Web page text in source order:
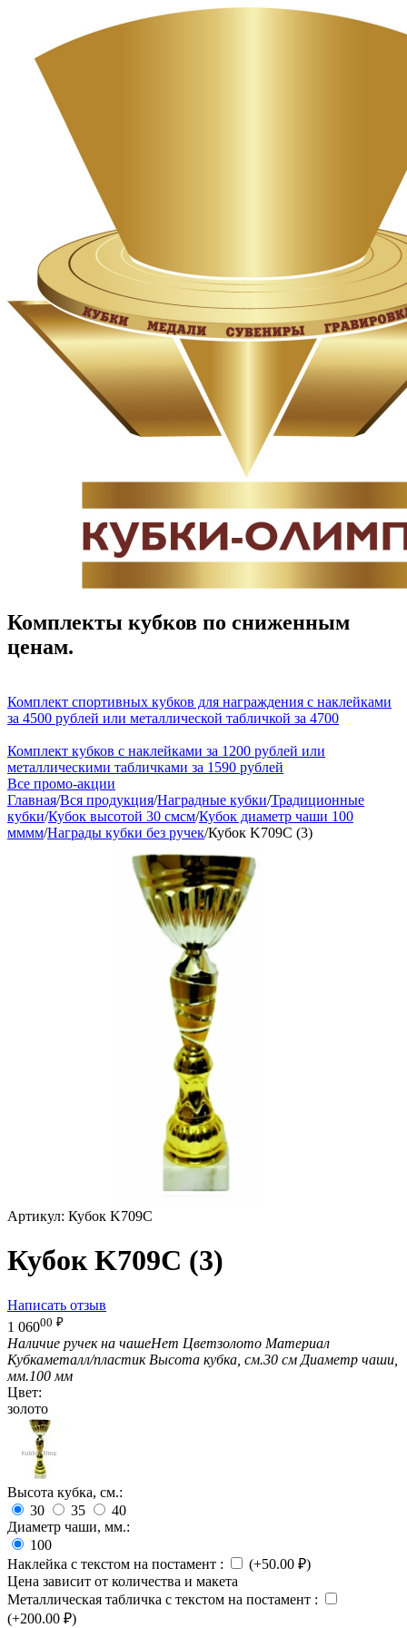
Комплекты кубков по сниженным
ценам.
Комплект спортивных кубков для награждения с наклейками
за 4500 рублей или металлической табличкой за 4700
Комплект кубков с наклейками за 1200 рублей или
металлическими табличками за 1590 рублей
Все промо-акции
Главная/Вся продукция/Наградные кубки/Традиционные
кубки/Кубок высотой 30 смсм/Кубок диаметр чаши 100
мммм/Награды кубки без ручек/Кубок K709C (3)
Артикул: Кубок K709C
Кубок K709C (3)
Написать отзыв
1 06000 ₽
Наличие ручек на чашеНет Цветзолото Материал
Кубкаметалл/пластик Высота кубка, см.30 см Диаметр чаши,
мм.100 мм
Цвет:
золото
Высота кубка, см.:
30
35
40
Диаметр чаши, мм.:
100
Наклейка с текстом на постамент : (+50.00 ₽)
Цена зависит от количества и макета
Металлическая табличка с текстом на постамент :
(+200.00 ₽)